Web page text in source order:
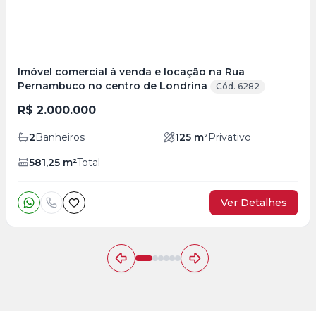
Imóvel comercial à venda e locação na Rua
Pernambuco no centro de Londrina
Cód. 6282
R$ 2.000.000
2Banheiros 125 m²Privativo
581,25 m²Total
Ver Detalhes